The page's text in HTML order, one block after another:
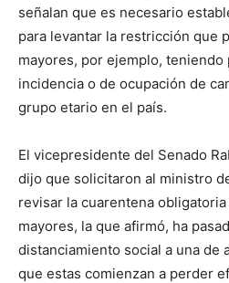
señalan que es necesario
para levantar la restricción que
mayores, por ejemplo, teniendo
incidencia o de ocupación de
grupo etario en el país.
El vicepresidente del Senado
dijo que solicitaron al ministro
revisar la cuarentena
mayores, la que afirmó, ha
distanciamiento social a una de
que estas comienzan a perder